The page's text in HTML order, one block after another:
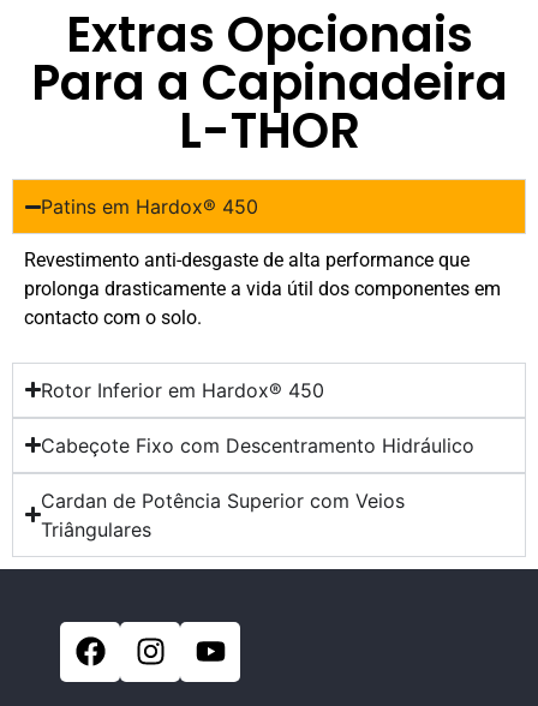
Extras Opcionais
Para a Capinadeira
L-THOR
Patins em Hardox® 450
Revestimento anti-desgaste de alta performance que
prolonga drasticamente a vida útil dos componentes em
contacto com o solo.
Rotor Inferior em Hardox® 450
Cabeçote Fixo com Descentramento Hidráulico​
Cardan de Potência Superior com Veios
Triângulares​